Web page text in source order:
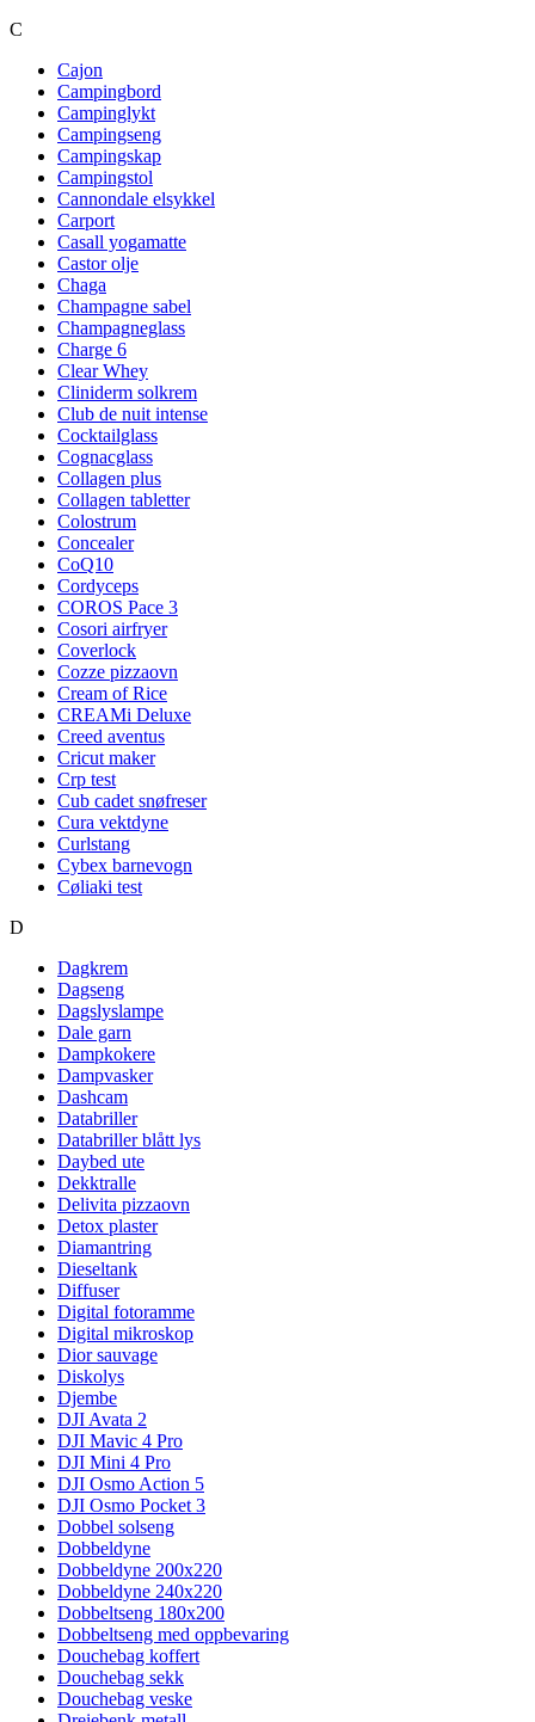
C
Cajon
Campingbord
Campinglykt
Campingseng
Campingskap
Campingstol
Cannondale elsykkel
Carport
Casall yogamatte
Castor olje
Chaga
Champagne sabel
Champagneglass
Charge 6
Clear Whey
Cliniderm solkrem
Club de nuit intense
Cocktailglass
Cognacglass
Collagen plus
Collagen tabletter
Colostrum
Concealer
CoQ10
Cordyceps
COROS Pace 3
Cosori airfryer
Coverlock
Cozze pizzaovn
Cream of Rice
CREAMi Deluxe
Creed aventus
Cricut maker
Crp test
Cub cadet snøfreser
Cura vektdyne
Curlstang
Cybex barnevogn
Cøliaki test
D
Dagkrem
Dagseng
Dagslyslampe
Dale garn
Dampkokere
Dampvasker
Dashcam
Databriller
Databriller blått lys
Daybed ute
Dekktralle
Delivita pizzaovn
Detox plaster
Diamantring
Dieseltank
Diffuser
Digital fotoramme
Digital mikroskop
Dior sauvage
Diskolys
Djembe
DJI Avata 2
DJI Mavic 4 Pro
DJI Mini 4 Pro
DJI Osmo Action 5
DJI Osmo Pocket 3
Dobbel solseng
Dobbeldyne
Dobbeldyne 200x220
Dobbeldyne 240x220
Dobbeltseng 180x200
Dobbeltseng med oppbevaring
Douchebag koffert
Douchebag sekk
Douchebag veske